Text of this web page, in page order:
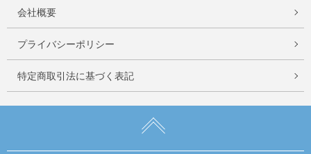
会社概要
プライバシーポリシー
特定商取引法に基づく表記